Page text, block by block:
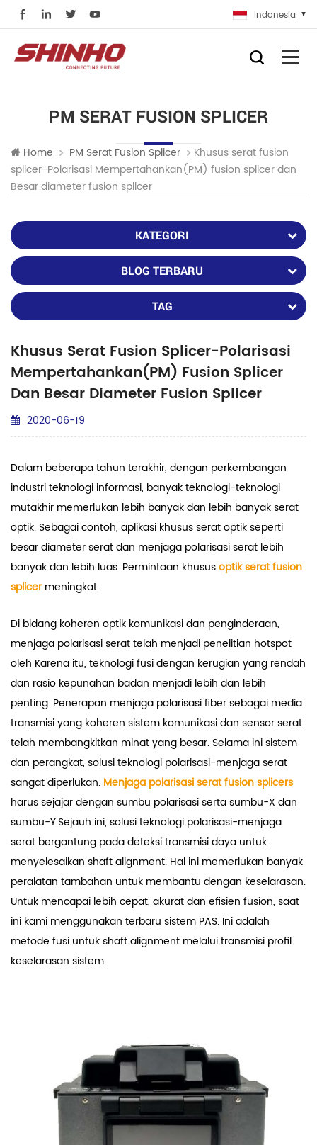
Indonesia
PM SERAT FUSION SPLICER
Home PM Serat Fusion Splicer
Khusus serat fusion
splicer-Polarisasi Mempertahankan(PM) fusion splicer dan
Besar diameter fusion splicer
KATEGORI
BLOG TERBARU
TAG
Khusus Serat Fusion Splicer-Polarisasi
Mempertahankan(PM) Fusion Splicer
Dan Besar Diameter Fusion Splicer
2020-06-19
Dalam beberapa tahun terakhir, dengan perkembangan
industri teknologi informasi, banyak teknologi-teknologi
mutakhir memerlukan lebih banyak dan lebih banyak serat
optik. Sebagai contoh, aplikasi khusus serat optik seperti
besar diameter serat dan menjaga polarisasi serat lebih
banyak dan lebih luas. Permintaan khususoptik serat fusion
splicermeningkat.
Di bidang koheren optik komunikasi dan penginderaan,
menjaga polarisasi serat telah menjadi penelitian hotspot
oleh Karena itu, teknologi fusi dengan kerugian yang rendah
dan rasio kepunahan badan menjadi lebih dan lebih
penting. Penerapan menjaga polarisasi fiber sebagai media
transmisi yang koheren sistem komunikasi dan sensor serat
telah membangkitkan minat yang besar. Selama ini sistem
dan perangkat, solusi teknologi polarisasi-menjaga serat
sangat diperlukan. Menjaga polarisasi serat fusion splicers
harus sejajar dengan sumbu polarisasi serta sumbu-X dan
sumbu-Y.Sejauh ini, solusi teknologi polarisasi-menjaga
serat bergantung pada deteksi transmisi daya untuk
menyelesaikan shaft alignment. Hal ini memerlukan banyak
peralatan tambahan untuk membantu dengan keselarasan.
Untuk mencapai lebih cepat, akurat dan efisien fusion, saat
ini kami menggunakan terbaru sistem PAS. Ini adalah
metode fusi untuk shaft alignment melalui transmisi profil
keselarasan sistem.